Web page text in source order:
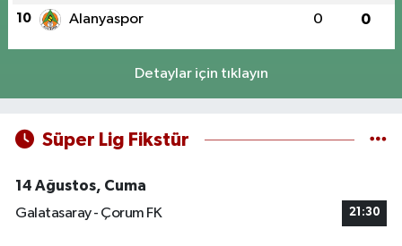
10 Alanyaspor 0 0
Detaylar için tıklayın
Süper Lig Fikstür
14 Ağustos, Cuma
Galatasaray - Çorum FK
21:30